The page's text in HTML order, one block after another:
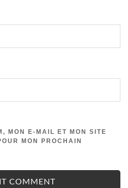
MON E-MAIL ET MON SITE
MON PROCHAIN